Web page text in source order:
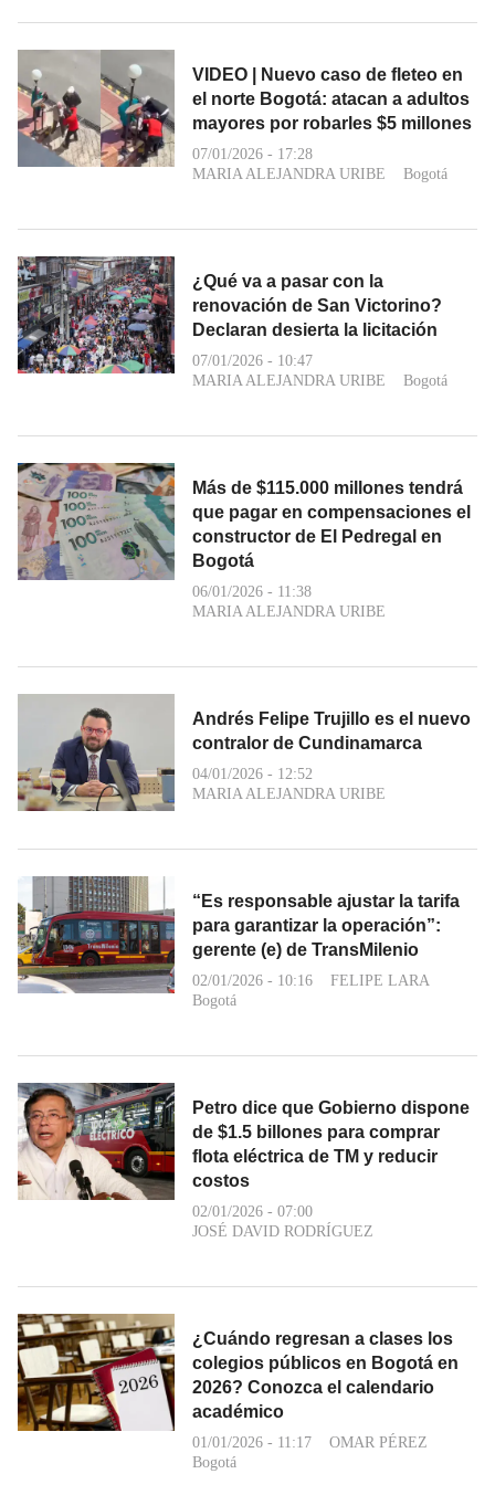
VIDEO | Nuevo caso de fleteo en
el norte Bogotá: atacan a adultos
mayores por robarles $5 millones
07/01/2026 - 17:28
MARIA ALEJANDRA URIBE
Bogotá
¿Qué va a pasar con la
renovación de San Victorino?
Declaran desierta la licitación
07/01/2026 - 10:47
MARIA ALEJANDRA URIBE
Bogotá
Más de $115.000 millones tendrá
que pagar en compensaciones el
constructor de El Pedregal en
Bogotá
06/01/2026 - 11:38
MARIA ALEJANDRA URIBE
Andrés Felipe Trujillo es el nuevo
contralor de Cundinamarca
04/01/2026 - 12:52
MARIA ALEJANDRA URIBE
“Es responsable ajustar la tarifa
para garantizar la operación”:
gerente (e) de TransMilenio
02/01/2026 - 10:16
FELIPE LARA
Bogotá
Petro dice que Gobierno dispone
de $1.5 billones para comprar
flota eléctrica de TM y reducir
costos
02/01/2026 - 07:00
JOSÉ DAVID RODRÍGUEZ
¿Cuándo regresan a clases los
colegios públicos en Bogotá en
2026? Conozca el calendario
académico
01/01/2026 - 11:17
OMAR PÉREZ
Bogotá